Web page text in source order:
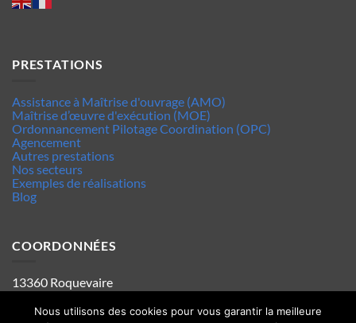
PRESTATIONS
Assistance à Maîtrise d'ouvrage (AMO)
Maîtrise d’œuvre d'exécution (MOE)
Ordonnancement Pilotage Coordination (OPC)
Agencement
Autres prestations
Nos secteurs
Exemples de réalisations
Blog
COORDONNÉES
13360 Roquevaire
Tel : 06.63.70.62.44
Mentions legales
Nous utilisons des cookies pour vous garantir la meilleure